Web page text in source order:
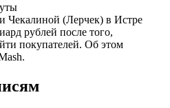
Чекалиной (Лерчек) в Истре
рублей после того,
покупателей. Об этом